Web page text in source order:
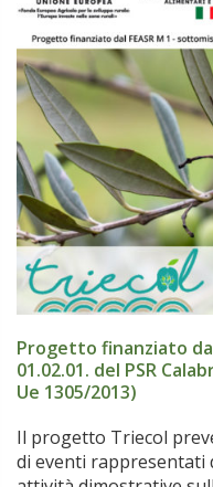
Progetto finanziato
01.02.01. del PSR
Ue 1305/2013)
Il progetto Triecol
di eventi rappresentati